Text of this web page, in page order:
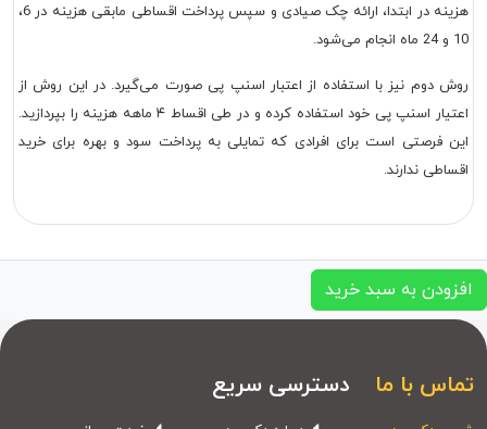
هزینه در ابتدا، ارائه چک صیادی و سپس پرداخت اقساطی مابقی هزینه در 6،
10 و 24 ماه انجام می‌شود.
روش دوم نیز با استفاده از اعتبار اسنپ پی صورت می‌گیرد. در این روش از
اعتیار اسنپ پی خود استفاده کرده و در طی اقساط ۴ ماهه هزینه را بپردازید.
این فرصتی است برای افرادی که تمایلی به پرداخت سود و بهره برای خرید
اقساطی ندارند.
افزودن به سبد خرید
تماس با ما دسترسی سریع